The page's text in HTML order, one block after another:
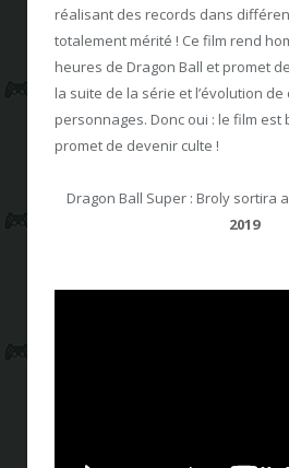
réalisant des records dans
totalement mérité ! Ce film rend
heures de Dragon Ball et promet
la suite de la série et l’évolution de
personnages. Donc oui : le film est
promet de devenir culte !
Dragon Ball Super : Broly sortira
2019